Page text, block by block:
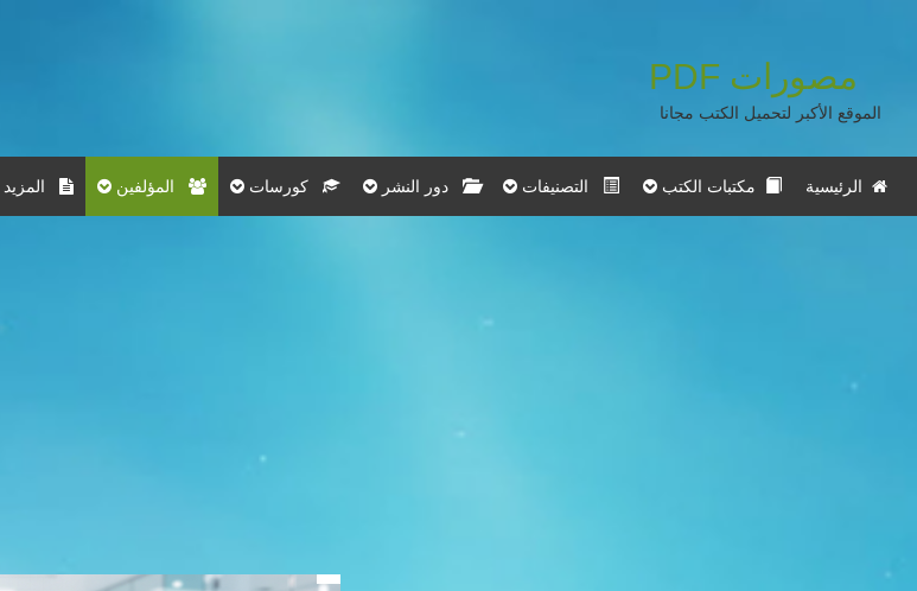
مصورات PDF
الموقع الأكبر لتحميل الكتب مجانا
الرئيسية مكتبات الكتب التصنيفات دور النشر كورسات المؤلفين المزيد